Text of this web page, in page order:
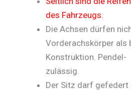
des Fahrzeugs.
Die Achsen dürfen
Vorderachskörper als
Konstruktion.
zulässig.
Der Sitz darf gefedert